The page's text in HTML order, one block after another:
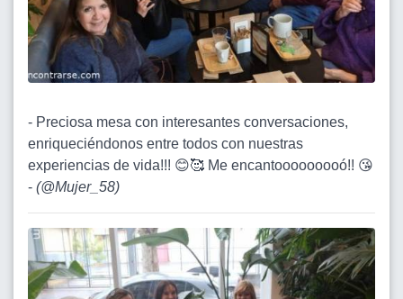
- Preciosa mesa con interesantes conversaciones,
enriqueciéndonos entre todos con nuestras
experiencias de vida!!! 😊🥰 Me encantooooooooó!! 😘
- (@Mujer_58)